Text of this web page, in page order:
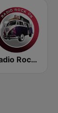
Radio Rock On